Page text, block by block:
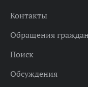
Контакты
Обращения граждан
Поиск
Обсуждения